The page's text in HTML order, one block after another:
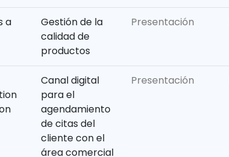
a
Gestión de la
calidad de
productos
Presentación
Canal digital
para el
agendamiento
de citas del
cliente con el
área comercial
Presentación